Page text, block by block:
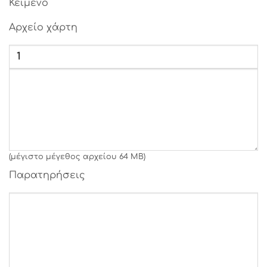
Γραμματοσειρά 27
Γραμματοσειρά 28
Γραμματοσειρά 31
Κείμενο
Αρχείο χάρτη
(μέγιστο μέγεθος αρχείου 64 MB)
Παρατηρήσεις